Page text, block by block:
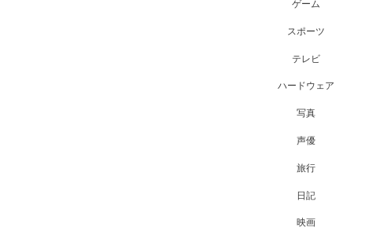
ゲーム
スポーツ
テレビ
ハードウェア
写真
声優
旅行
日記
映画